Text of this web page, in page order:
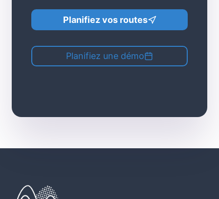
Planifiez vos routes
Planifiez une démo